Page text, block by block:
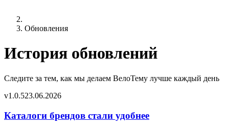
Обновления
История обновлений
Следите за тем, как мы делаем ВелоТему лучше каждый день
v1.0.523.06.2026
Каталоги брендов стали удобнее